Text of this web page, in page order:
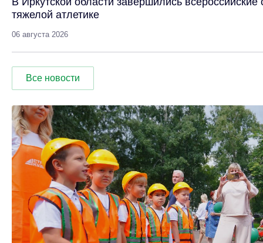
тяжелой атлетике
06 августа 2026
Все новости